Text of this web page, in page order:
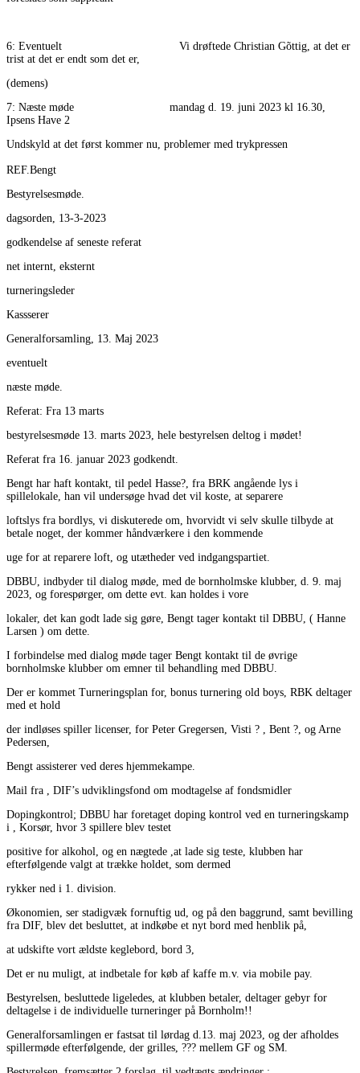
6: Eventuelt Vi drøftede Christian Gõttig, at det er
trist at det er endt som det er,
(demens)
7: Næste møde mandag d. 19. juni 2023 kl 16.30,
Ipsens Have 2
Undskyld at det først kommer nu, problemer med trykpressen
REF.Bengt
Bestyrelsesmøde.
dagsorden, 13-3-2023
godkendelse af seneste referat
net internt, eksternt
turneringsleder
Kassserer
Generalforsamling, 13. Maj 2023
eventuelt
næste møde.
Referat: Fra 13 marts
bestyrelsesmøde 13. marts 2023, hele bestyrelsen deltog i mødet!
Referat fra 16. januar 2023 godkendt.
Bengt har haft kontakt, til pedel Hasse?, fra BRK angående lys i
spillelokale, han vil undersøge hvad det vil koste, at separere
loftslys fra bordlys, vi diskuterede om, hvorvidt vi selv skulle tilbyde at
betale noget, der kommer håndværkere i den kommende
uge for at reparere loft, og utætheder ved indgangspartiet.
DBBU, indbyder til dialog møde, med de bornholmske klubber, d. 9. maj
2023, og forespørger, om dette evt. kan holdes i vore
lokaler, det kan godt lade sig gøre, Bengt tager kontakt til DBBU, ( Hanne
Larsen ) om dette.
I forbindelse med dialog møde tager Bengt kontakt til de øvrige
bornholmske klubber om emner til behandling med DBBU.
Der er kommet Turneringsplan for, bonus turnering old boys, RBK deltager
med et hold
der indløses spiller licenser, for Peter Gregersen, Visti ? , Bent ?, og Arne
Pedersen,
Bengt assisterer ved deres hjemmekampe.
Mail fra , DIF’s udviklingsfond om modtagelse af fondsmidler
Dopingkontrol; DBBU har foretaget doping kontrol ved en turneringskamp
i , Korsør, hvor 3 spillere blev testet
positive for alkohol, og en nægtede ,at lade sig teste, klubben har
efterfølgende valgt at trække holdet, som dermed
rykker ned i 1. division.
Økonomien, ser stadigvæk fornuftig ud, og på den baggrund, samt bevilling
fra DIF, blev det besluttet, at indkøbe et nyt bord med henblik på,
at udskifte vort ældste keglebord, bord 3,
Det er nu muligt, at indbetale for køb af kaffe m.v. via mobile pay.
Bestyrelsen, besluttede ligeledes, at klubben betaler, deltager gebyr for
deltagelse i de individuelle turneringer på Bornholm!!
Generalforsamlingen er fastsat til lørdag d.13. maj 2023, og der afholdes
spillermøde efterfølgende, der grilles, ??? mellem GF og SM.